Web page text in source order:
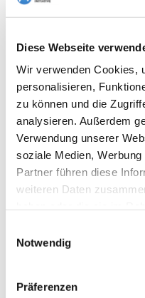
Diese Webseite
Wir verwenden Cookies,
personalisieren,
zu können und die
analysieren. Außerdem
Verwendung unserer
soziale Medien,
Partner führen diese
weiteren Daten
Notwendig
Präferenzen
Bundesministerium für
übertragen.
Für Antragstellende
Ministeriumswechsel
Im Zuge des Übergangs
Öffentlichkeitsarbeit
entsprechenden
neuen Logos in
Mediathek der NKI-
Mit dem Ressortwechsel
Internationale